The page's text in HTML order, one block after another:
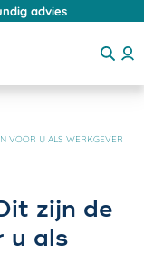
advies
VOOR U ALS WERKGEVER
zijn de
u als